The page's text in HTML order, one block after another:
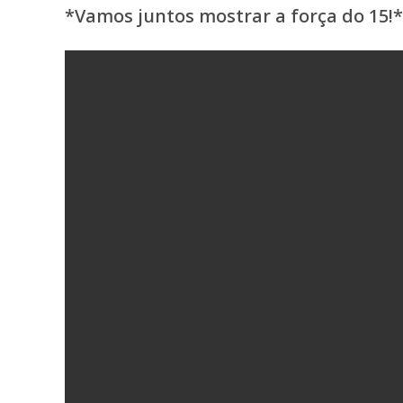
*Vamos juntos mostrar a força do